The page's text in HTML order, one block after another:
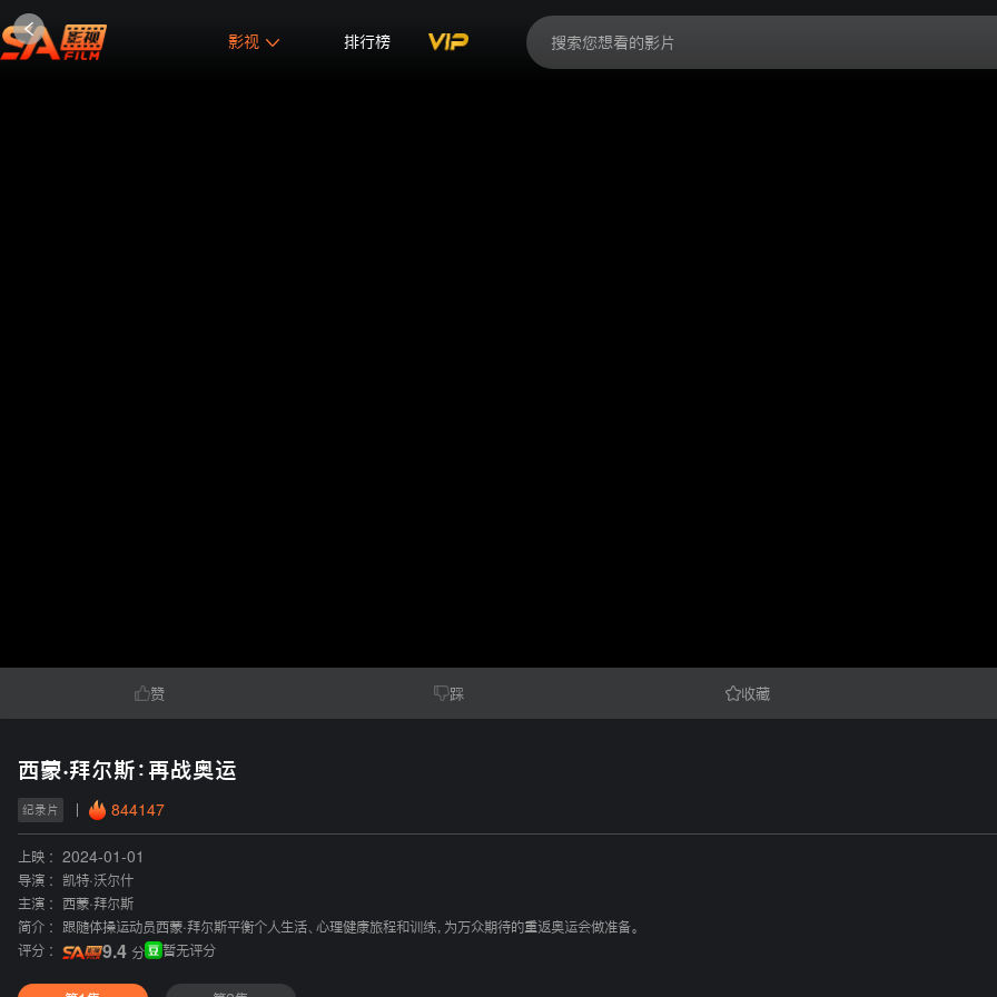
影视 排行榜
赞 踩 收藏
西蒙·拜尔斯：再战奥运
纪录片 844147
上映 :
2024-01-01
导演 :
凯特·沃尔什
主演 :
西蒙·拜尔斯
简介 :
跟随体操运动员西蒙·拜尔斯平衡个人生活、心理健康旅程和训练，为万众期待的重返奥运会做准备。
评分 :
9.4 分 暂无评分